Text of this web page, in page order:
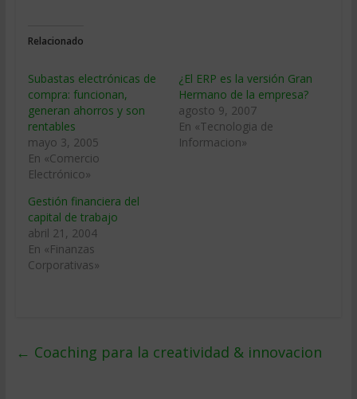
Relacionado
Subastas electrónicas de
compra: funcionan,
generan ahorros y son
rentables
mayo 3, 2005
En «Comercio
Electrónico»
¿El ERP es la versión Gran
Hermano de la empresa?
agosto 9, 2007
En «Tecnologia de
Informacion»
Gestión financiera del
capital de trabajo
abril 21, 2004
En «Finanzas
Corporativas»
← Coaching para la creatividad & innovacion